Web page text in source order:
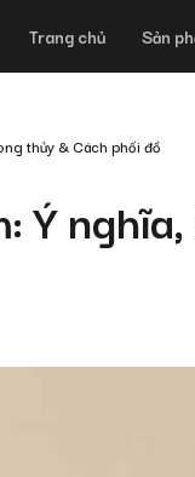
Trang chủ Sản
thủy & Cách phối đồ
Ý